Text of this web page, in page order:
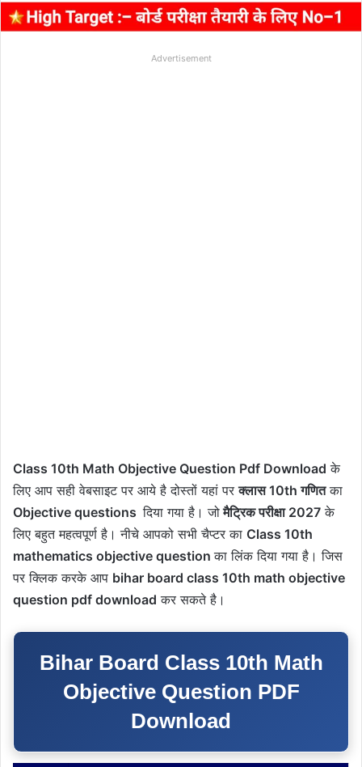
Advertisement
Class 10th Math Objective Question Pdf Download के
लिए आप सही वेबसाइट पर आये है दोस्तों यहां परक्लास 10th गणितका
Objective questionsदिया गया है। जोमैट्रिक परीक्षा 2027 के
लिए बहुत महत्वपूर्ण है। नीचे आपको सभी चैप्टर का Class 10th
mathematics objective questionका लिंक दिया गया है। जिस
पर क्लिक करके आप bihar board class 10th math objective
question pdf download कर सकते है।
Bihar Board Class 10th Math
Objective Question PDF
Download